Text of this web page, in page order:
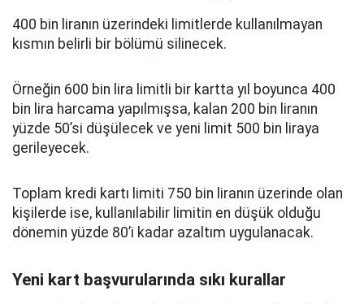
400 bin liranın üzerindeki limitlerde kullanılmayan
kısmın belirli bir bölümü silinecek.
Örneğin 600 bin lira limitli bir kartta yıl boyunca 400
bin lira harcama yapılmışsa, kalan 200 bin liranın
yüzde 50’si düşülecek ve yeni limit 500 bin liraya
gerileyecek.
Toplam kredi kartı limiti 750 bin liranın üzerinde olan
kişilerde ise, kullanılabilir limitin en düşük olduğu
dönemin yüzde 80’i kadar azaltım uygulanacak.
Yeni kart başvurularında sıkı kurallar